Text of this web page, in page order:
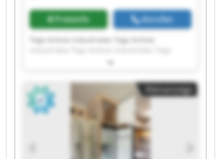
Preisinfo Anrufen
Tega Activos Industriales Tega Activos
Activos Industriales Tega Activos Industriales
Industriales Tega Activos Industriales Tega
Activos Industriales Tega Activos Industriales
Tega Activos Industriales Tega Activos
Industriales Tega Activos Industriales Tega
Activos Industriales Tega Activos Industriales
Tega Activos Industriales Tega Activos
Industriales Tega Activos Industriales Tega
Activos Industriales Tega Activos Industriales
Kleinanzeige